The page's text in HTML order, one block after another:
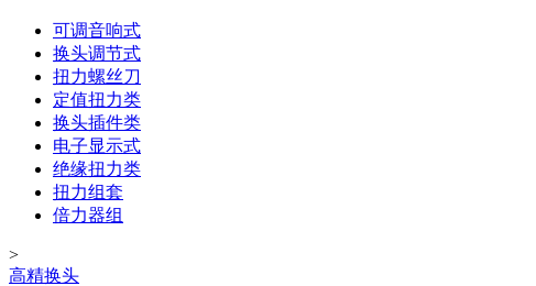
可调音响式
换头调节式
扭力螺丝刀
定值扭力类
换头插件类
电子显示式
绝缘扭力类
扭力组套
倍力器组
>
高精换头